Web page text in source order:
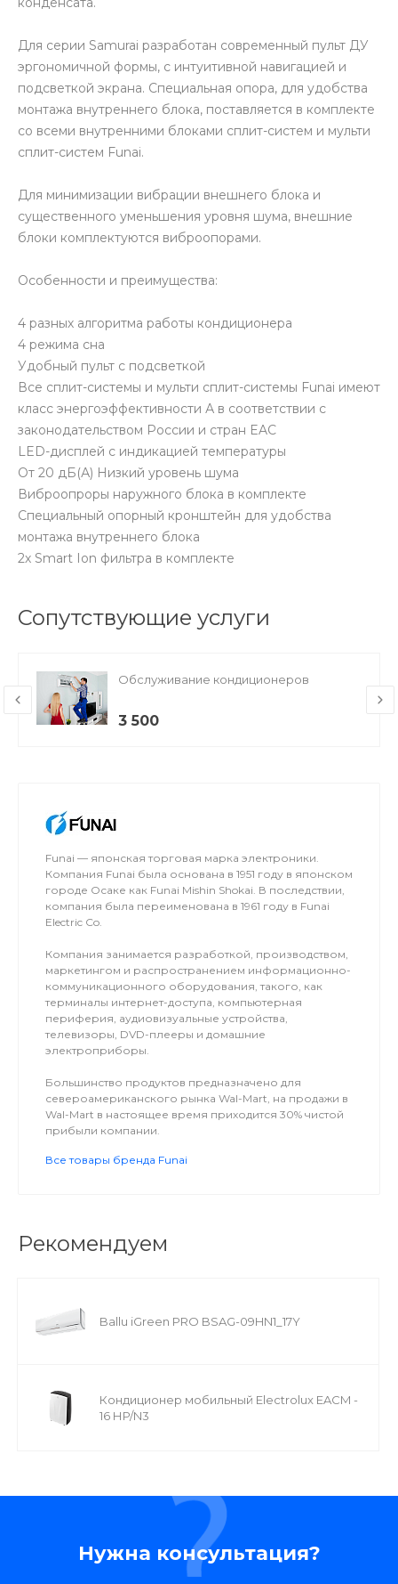
Для серии Samurai разработан современный пульт ДУ
эргономичной формы, с интуитивной навигацией и
подсветкой экрана. Специальная опора, для удобства
монтажа внутреннего блока, поставляется в комплекте
со всеми внутренними блоками сплит-систем и мульти
сплит-систем Funai.
Для минимизации вибрации внешнего блока и
существенного уменьшения уровня шума, внешние
блоки комплектуются виброопорами.
Особенности и преимущества:
4 разных алгоритма работы кондиционера
4 режима сна
Удобный пульт с подсветкой
Все сплит-системы и мульти сплит-системы Funai имеют
класс энергоэффективности А в соответствии с
законодательством России и стран EAС
LED-дисплей с индикацией температуры
От 20 дБ(А) Низкий уровень шума
Виброопроры наружного блока в комплекте
Специальный опорный кронштейн для удобства
монтажа внутреннего блока
2х Smart Ion фильтра в комплекте
Сопутствующие услуги
Обслуживание кондиционеров
3 500
Funai — японская торговая марка электроники.
Компания Funai была основана в 1951 году в японском
городе Осаке как Funai Mishin Shokai. В последствии,
компания была переименована в 1961 году в Funai
Electric Co.
Компания занимается разработкой, производством,
маркетингом и распространением информационно-
коммуникационного оборудования, такого, как
терминалы интернет-доступа, компьютерная
периферия, аудиовизуальные устройства,
телевизоры, DVD-плееры и домашние
электроприборы.
Большинство продуктов предназначено для
североамериканского рынка Wal-Mart, на продажи в
Wal-Mart в настоящее время приходится 30% чистой
прибыли компании.
Все товары бренда Funai
Рекомендуем
Ballu iGreen PRO BSAG-09HN1_17Y
Кондиционер мобильный Electrolux EACM -
16 НP/N3
Нужна консультация?